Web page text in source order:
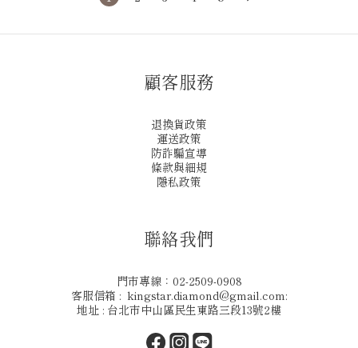
顧客服務
退換貨政策
運送政策
防詐騙宣導
條款與細規
隱私政策
聯絡我們
門市專線：02-2509-0908
客服信箱 : kingstar.diamond@gmail.com:
地址 : 台北市中山區民生東路三段13號2樓